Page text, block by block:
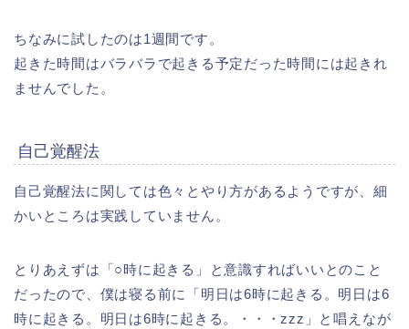
ちなみに試したのは1週間です。
起きた時間はバラバラで起きる予定だった時間には起きれ
ませんでした。
自己覚醒法
自己覚醒法に関しては色々とやり方があるようですが、細
かいところは実践していません。
とりあえずは「○時に起きる」と意識すればいいとのこと
だったので、僕は寝る前に「明日は6時に起きる。明日は6
時に起きる。明日は6時に起きる。・・・zzz」と唱えなが